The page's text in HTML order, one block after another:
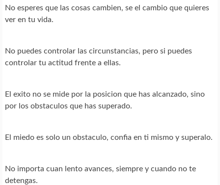
No esperes que las cosas cambien, se el cambio que quieres
ver en tu vida.
No puedes controlar las circunstancias, pero si puedes
controlar tu actitud frente a ellas.
El exito no se mide por la posicion que has alcanzado, sino
por los obstaculos que has superado.
El miedo es solo un obstaculo, confia en ti mismo y superalo.
No importa cuan lento avances, siempre y cuando no te
detengas.